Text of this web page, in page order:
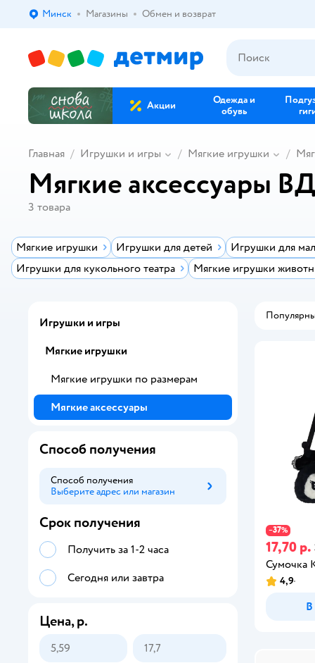
Выбор адреса доставки.
Минск Магазины Обмен и возврат
Акции
Одежда и
обувь
Главная Игрушки и игры Мягкие игрушки
Мягкие аксессуары
3 товара
Мягкие игрушки Игрушки для детей
Игрушки для
Игрушки для кукольного театра
Мягкие игрушки
−37%
17,70 р.
Сумочка
4,9
В
Игрушки и игры
Мягкие игрушки
Мягкие игрушки по размерам
Мягкие аксессуары
Способ получения
Способ получения
Выберите адрес или магазин
Способ получения
Срок получения
Получить за 1-2 часа
Сегодня или завтра
Цена, р.